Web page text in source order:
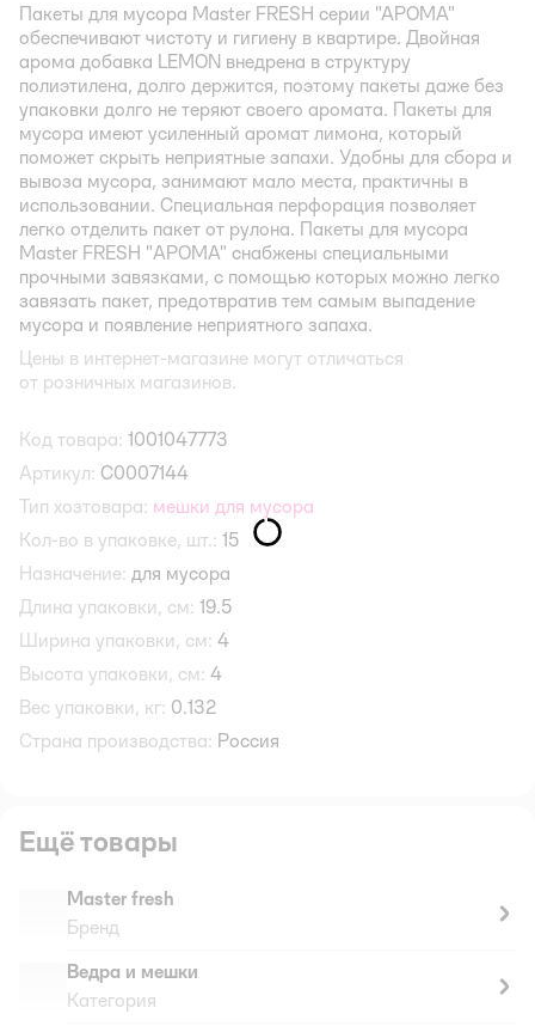
Пакеты для мусора Master FRESH серии "АРОМА"
обеспечивают чистоту и гигиену в квартире. Двойная
арома добавка LEMON внедрена в структуру
полиэтилена, долго держится, поэтому пакеты даже без
упаковки долго не теряют своего аромата. Пакеты для
мусора имеют усиленный аромат лимона, который
поможет скрыть неприятные запахи. Удобны для сбора и
вывоза мусора, занимают мало места, практичны в
использовании. Специальная перфорация позволяет
легко отделить пакет от рулона. Пакеты для мусора
Master FRESH "АРОМА" снабжены специальными
прочными завязками, с помощью которых можно легко
завязать пакет, предотвратив тем самым выпадение
мусора и появление неприятного запаха.
Цены в интернет-магазине могут отличаться
от розничных магазинов.
Код товара: 1001047773
Артикул: С0007144
Тип хозтовара: мешки для мусора
Кол-во в упаковке, шт.: 15
Назначение: для мусора
Длина упаковки, см: 19.5
Ширина упаковки, см: 4
Высота упаковки, см: 4
Вес упаковки, кг: 0.132
Страна производства: Россия
Ещё товары
Master fresh
Бренд
Ведра и мешки
Категория